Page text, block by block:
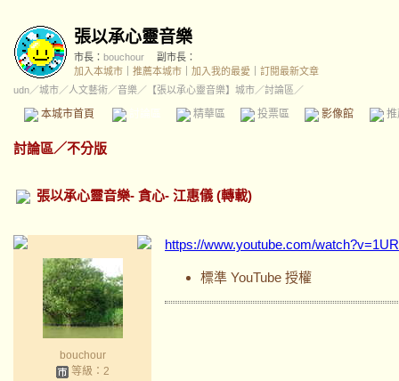
張以承心靈音樂
市長： bouchour
副市長：
加入本城市
推薦本城市 加入我的最愛
訂閱最新文章
udn／城市／人文藝術／音樂／ 【張以承心靈音樂】城市／討論區／
本城市首頁 精華區 投票區 影像館
討論區／不分版
張以承心靈音樂- 貪心- 江惠儀 (轉載)
bouchour
等級：2
https://www.youtube.com/
標準 YouTube 授權